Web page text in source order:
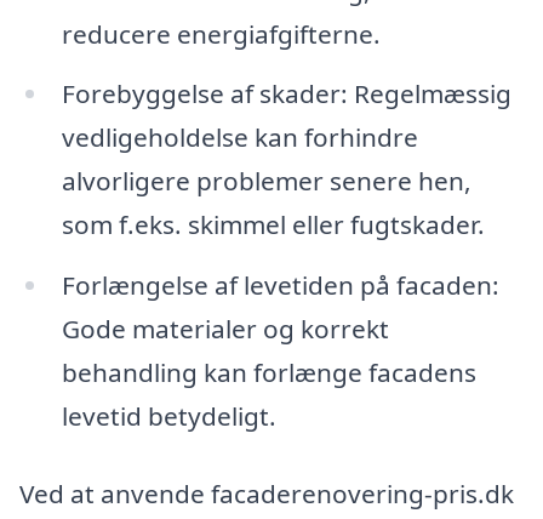
reducere energiafgifterne.
Forebyggelse af skader: Regelmæssig
vedligeholdelse kan forhindre
alvorligere problemer senere hen,
som f.eks. skimmel eller fugtskader.
Forlængelse af levetiden på facaden:
Gode materialer og korrekt
behandling kan forlænge facadens
levetid betydeligt.
Ved at anvende facaderenovering-pris.dk